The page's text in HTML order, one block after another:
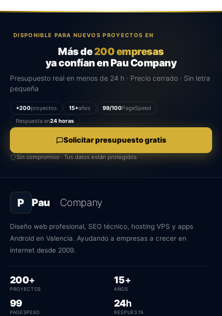
DISPONIBLE PARA NUEVOS PROYECTOS EN
Más de200 empresas
ya confían en Pau Company
Presupuesto real en menos de 24 h · Precio cerrado · Sin letra
pequeña
+200proyectos 15+años 99/100PageSpeed
Respuesta en24 horas
Solicitar presupuesto gratis
Sin compromiso · Tus datos están protegidos
P Pau Company
Diseño web profesional, SEO técnico, hosting VPS y apps
Android en Valencia. Ayudando a empresas a crecer en
internet desde 2009.
200+proyectos
PROYECTOS
15+años
AÑOS
99PageSpeed
PAGESPEED
24hhoras de respuesta
RESPUESTA